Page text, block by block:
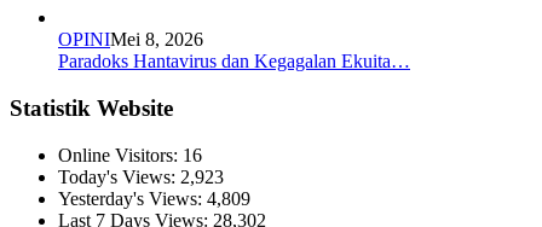
OPINIMei 8, 2026
Paradoks Hantavirus dan Kegagalan Ekuita…
Statistik Website
Online Visitors: 16
Today's Views: 2,923
Yesterday's Views: 4,809
Last 7 Days Views: 28,302